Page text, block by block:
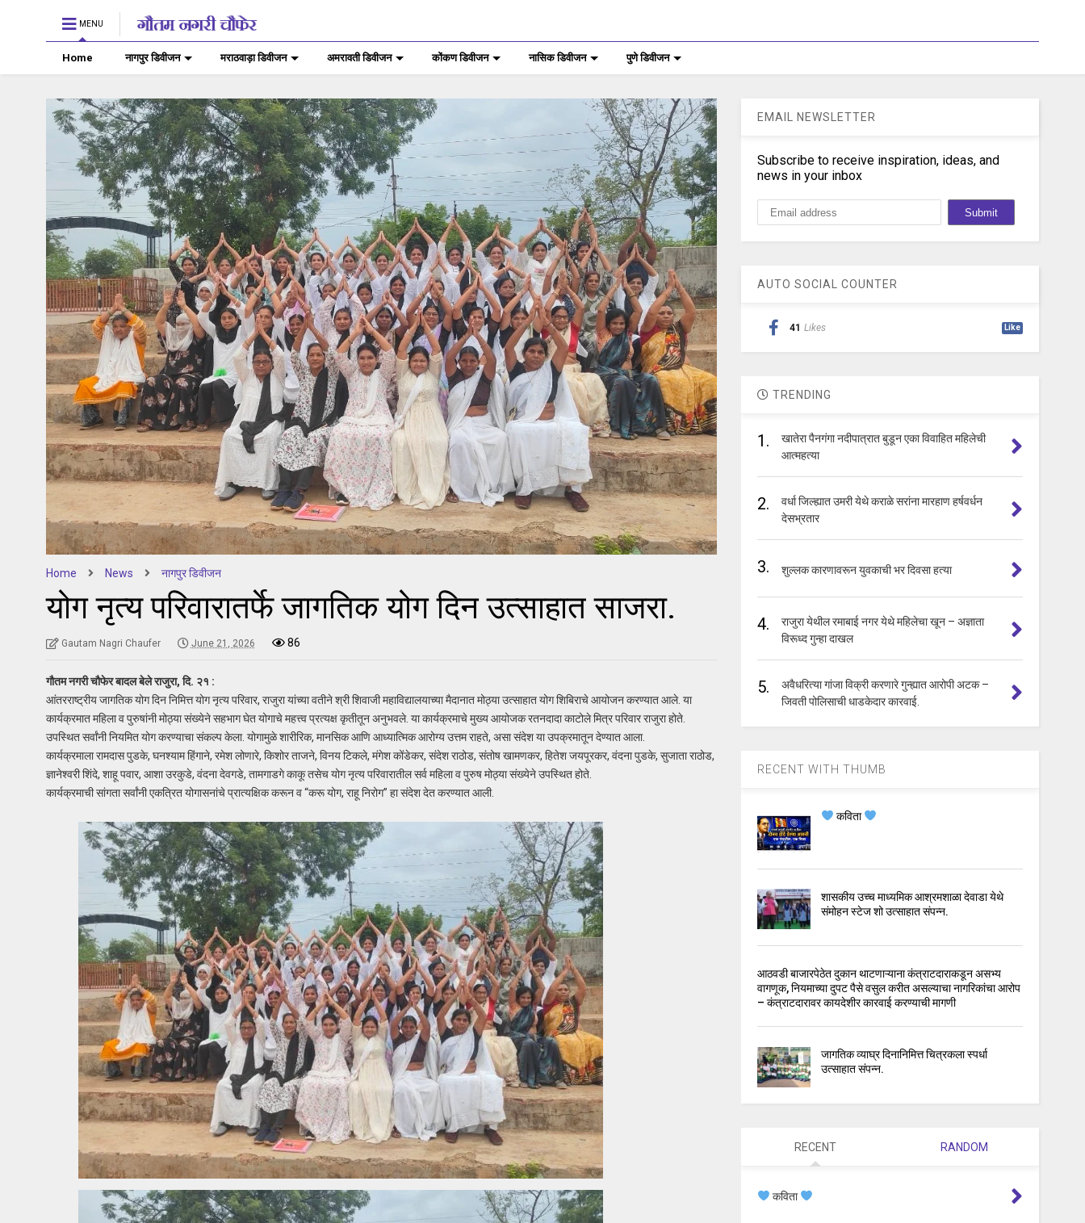
MENU
Home नागपुर डिवीजन मराठवाड़ा डिवीजन अमरावती डिवीजन कोंकण डिवीजन नासिक डिवीजन पुणे डिवीजन
Home News नागपुर डिवीजन
योग नृत्य परिवारातर्फे जागतिक योग दिन उत्साहात साजरा.
Gautam Nagri Chaufer June 21, 2026 86
गौतम नगरी चौफेर बादल बेले राजुरा, दि. २१ :
आंतरराष्ट्रीय जागतिक योग दिन निमित्त योग नृत्य परिवार, राजुरा यांच्या वतीने श्री शिवाजी महाविद्यालयाच्या मैदानात मोठ्या उत्साहात योग शिबिराचे आयोजन करण्यात आले. या
कार्यक्रमात महिला व पुरुषांनी मोठ्या संख्येने सहभाग घेत योगाचे महत्त्व प्रत्यक्ष कृतीतून अनुभवले. या कार्यक्रमाचे मुख्य आयोजक रतनदादा काटोले मित्र परिवार राजुरा होते.
उपस्थित सर्वांनी नियमित योग करण्याचा संकल्प केला. योगामुळे शारीरिक, मानसिक आणि आध्यात्मिक आरोग्य उत्तम राहते, असा संदेश या उपक्रमातून देण्यात आला.
कार्यक्रमाला रामदास पुडके, घनश्याम हिंगाने, रमेश लोणारे, किशोर ताजने, विनय टिकले, मंगेश कोंडेकर, संदेश राठोड, संतोष खामणकर, हितेश जयपूरकर, वंदना पुडके, सुजाता राठोड,
ज्ञानेश्वरी शिंदे, शाहू पवार, आशा उरकुडे, वंदना देवगडे, तामगाडगे काकू तसेच योग नृत्य परिवारातील सर्व महिला व पुरुष मोठ्या संख्येने उपस्थित होते.
कार्यक्रमाची सांगता सर्वांनी एकत्रित योगासनांचे प्रात्यक्षिक करून व “करू योग, राहू निरोग” हा संदेश देत करण्यात आली.
EMAIL NEWSLETTER
Subscribe to receive inspiration, ideas, and
news in your inbox
AUTO SOCIAL COUNTER
41 Likes Like
TRENDING
1.
खातेरा पैनगंगा नदीपात्रात बुडून एका विवाहित महिलेची
आत्महत्या
2.
वर्धा जिल्ह्यात उमरी येथे कराळे सरांना मारहाण हर्षवर्धन
देसभ्रतार
3. शुल्लक कारणावरून युवकाची भर दिवसा हत्या
4.
राजुरा येथील रमाबाई नगर येथे महिलेचा खून – अज्ञाता
विरूध्द गुन्हा दाखल
5.
अवैधरित्या गांजा विक्री करणारे गुन्ह्यात आरोपी अटक –
जिवती पोलिसाची धाडकेदार कारवाई.
RECENT WITH THUMB
कविता
शासकीय उच्च माध्यमिक आश्रमशाळा देवाडा येथे
संमोहन स्टेज शो उत्साहात संपन्न.
आठवडी बाजारपेठेत दुकान थाटणाऱ्याना कंत्राटदाराकडून असभ्य
वागणूक, नियमाच्या दुपट पैसे वसुल करीत असल्याचा नागरिकांचा आरोप
– कंत्राटदारावर कायदेशीर कारवाई करण्याची मागणी
जागतिक व्याघ्र दिनानिमित्त चित्रकला स्पर्धा
उत्साहात संपन्न.
RECENT RANDOM
कविता